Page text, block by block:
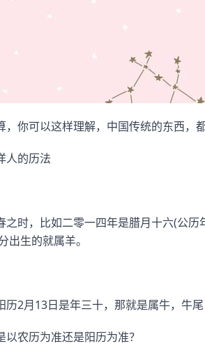
你可以这样理解，中国传统的东西，都
人的历法
时，比如二零一四年是腊月十六(公
出生的就属羊。
2月13日是年三十，那就是属牛，牛
农历为准还是阳历为准？